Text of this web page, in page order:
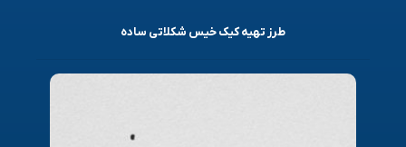
طرز تهیه کیک خیس شکلاتی ساده